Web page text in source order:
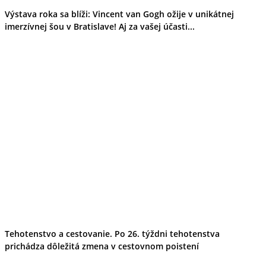
Výstava roka sa blíži: Vincent van Gogh ožije v unikátnej
imerzívnej šou v Bratislave! Aj za vašej účasti...
Tehotenstvo a cestovanie. Po 26. týždni tehotenstva
prichádza dôležitá zmena v cestovnom poistení